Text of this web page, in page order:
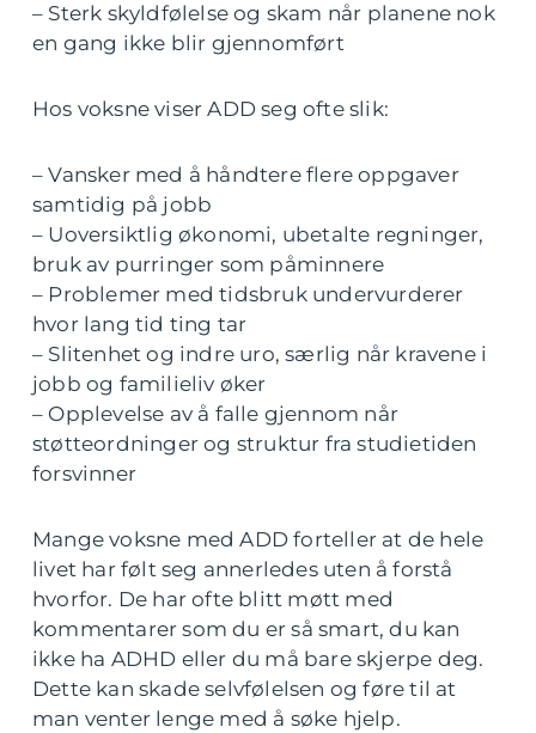
– Sterk skyldfølelse og skam når planene nok
en gang ikke blir gjennomført
Hos voksne viser ADD seg ofte slik:
– Vansker med å håndtere flere oppgaver
samtidig på jobb
– Uoversiktlig økonomi, ubetalte regninger,
bruk av purringer som påminnere
– Problemer med tidsbruk undervurderer
hvor lang tid ting tar
– Slitenhet og indre uro, særlig når kravene i
jobb og familieliv øker
– Opplevelse av å falle gjennom når
støtteordninger og struktur fra studietiden
forsvinner
Mange voksne med ADD forteller at de hele
livet har følt seg annerledes uten å forstå
hvorfor. De har ofte blitt møtt med
kommentarer som du er så smart, du kan
ikke ha ADHD eller du må bare skjerpe deg.
Dette kan skade selvfølelsen og føre til at
man venter lenge med å søke hjelp.